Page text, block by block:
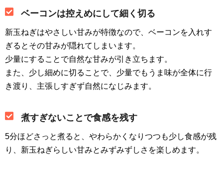
ベーコンは控えめにして細く切る
新玉ねぎはやさしい甘みが特徴なので、ベーコンを入れす
ぎるとその甘みが隠れてしまいます。
少量にすることで自然な甘みが引き立ちます。
また、少し細めに切ることで、少量でもうま味が全体に行
き渡り、主張しすぎず自然になじみます。
煮すぎないことで食感を残す
5分ほどさっと煮ると、やわらかくなりつつも少し食感が残
り、新玉ねぎらしい甘みとみずみずしさを楽しめます。